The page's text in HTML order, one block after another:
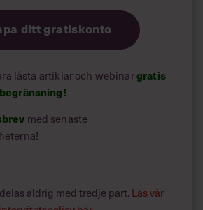
ditt gratiskonto
låsta artiklar och webinargratis
med senaste
aldrig med tredje part. Läs vår